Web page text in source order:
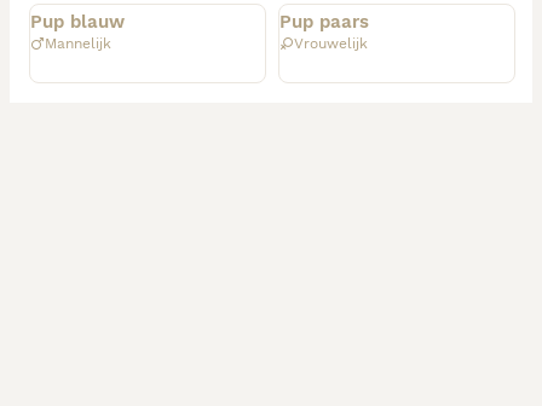
Pup blauw
Mannelijk
Pup paars
Vrouwelijk